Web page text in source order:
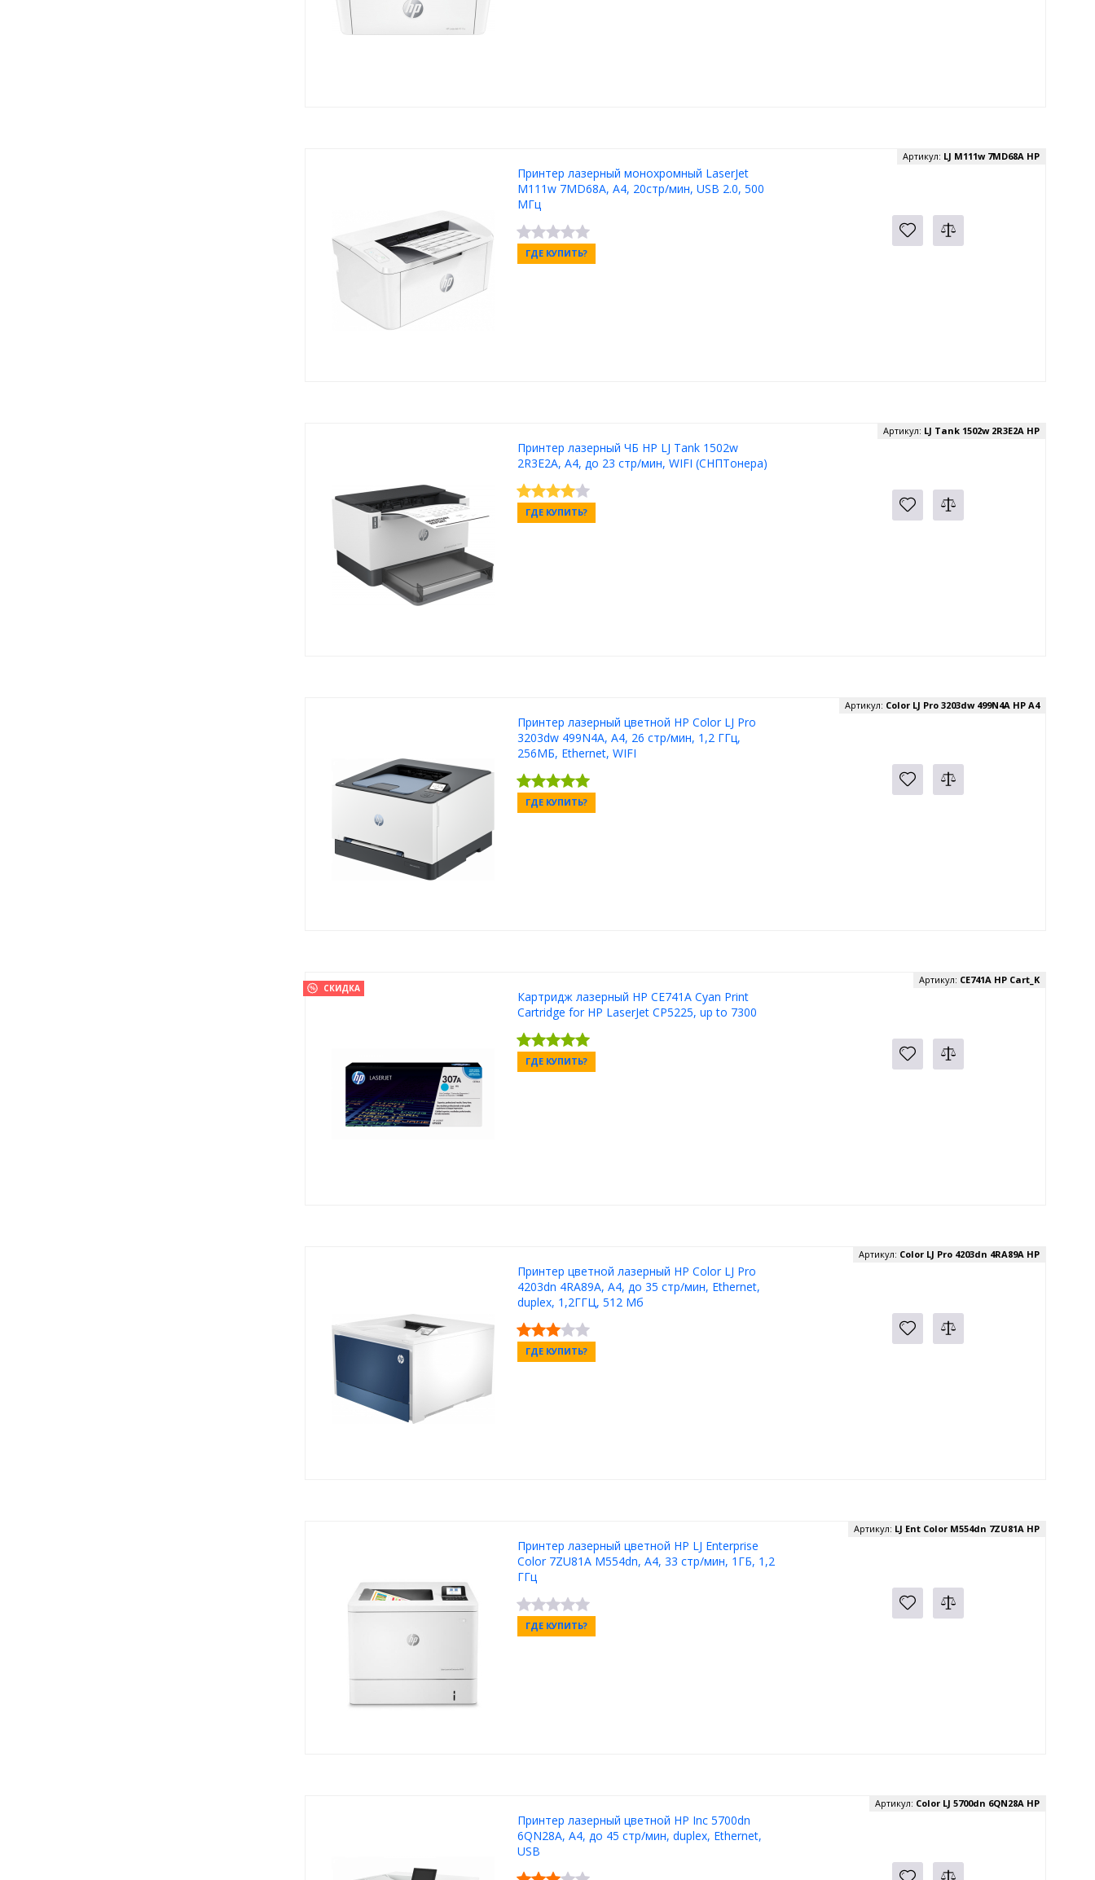
Принтер лазерный монохромный LaserJet
M111w 7MD68A, A4, 20стр/мин, USB 2.0, 500
MГц
Артикул: LJ M111w 7MD68A HP
ГДЕ КУПИТЬ?
Принтер лазерный ЧБ HP LJ Tank 1502w
2R3E2A, А4, до 23 стр/мин, WIFI (СНПТонера)
Артикул: LJ Tank 1502w 2R3E2A HP
ГДЕ КУПИТЬ?
Принтер лазерный цветной HP Color LJ Pro
3203dw 499N4A, А4, 26 стр/мин, 1,2 ГГц,
256МБ, Ethernet, WIFI
Артикул: Color LJ Pro 3203dw 499N4A HP A4
ГДЕ КУПИТЬ?
СКИДКА
Картридж лазерный HP CE741A Cyan Print
Cartridge for HP LaserJet CP5225, up to 7300
Артикул: CE741A HP Cart_K
ГДЕ КУПИТЬ?
Принтер цветной лазерный HP Color LJ Pro
4203dn 4RA89A, А4, до 35 стр/мин, Ethernet,
duplex, 1,2ГГЦ, 512 Мб
Артикул: Color LJ Pro 4203dn 4RA89A HP
ГДЕ КУПИТЬ?
Принтер лазерный цветной HP LJ Enterprise
Сolor 7ZU81A M554dn, A4, 33 стр/мин, 1ГБ, 1,2
ГГц
Артикул: LJ Ent Color M554dn 7ZU81A HP
ГДЕ КУПИТЬ?
Принтер лазерный цветной HP Inc 5700dn
6QN28A, А4, до 45 стр/мин, duplex, Ethernet,
USB
Артикул: Color LJ 5700dn 6QN28A HP